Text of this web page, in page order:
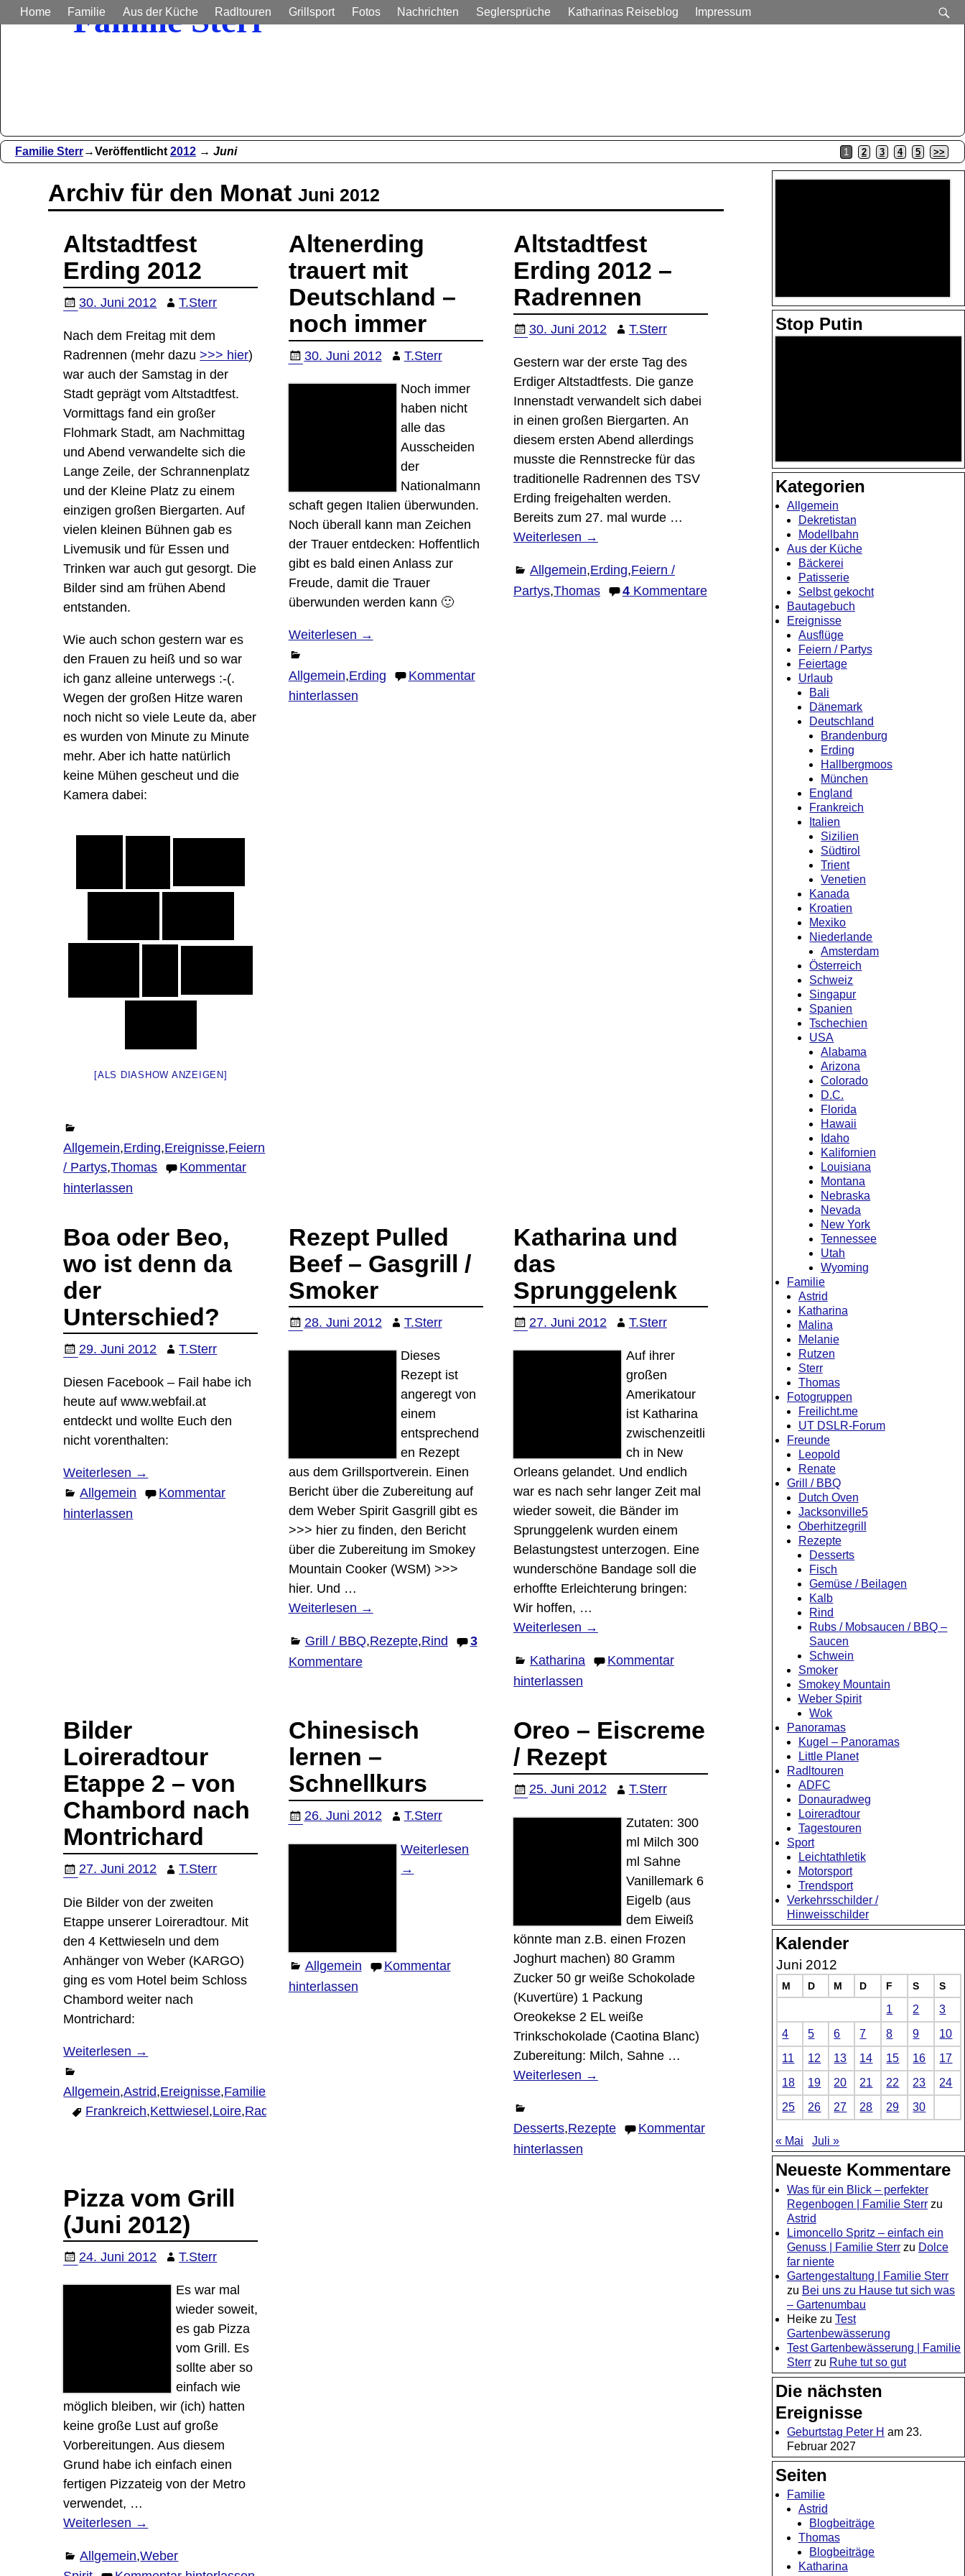
Home Familie Aus der Küche Radltouren Grillsport Fotos Nachrichten Seglersprüche Katharinas Reiseblog Impressum
Familie Sterr
Familie Sterr→Veröffentlicht 2012 → Juni 1 2 3 4 5 >>
Archiv für den MonatJuni 2012
Altstadtfest
Erding 2012
30. Juni 2012 T.Sterr
Nach dem Freitag mit dem
Radrennen (mehr dazu>>> hier)
war auch der Samstag in der
Stadt geprägt vom Altstadtfest.
Vormittags fand ein großer
Flohmark Stadt, am Nachmittag
und Abend verwandelte sich die
Lange Zeile, der Schrannenplatz
und der Kleine Platz zu einem
einzigen großen Biergarten. Auf
vielen kleinen Bühnen gab es
Livemusik und für Essen und
Trinken war auch gut gesorgt. Die
Bilder sind am frühen Abend
entstanden.
Wie auch schon gestern war es
den Frauen zu heiß und so war
ich ganz alleine unterwegs :-(.
Wegen der großen Hitze waren
noch nicht so viele Leute da, aber
es wurden von Minute zu Minute
mehr. Aber ich hatte natürlich
keine Mühen gescheut und die
Kamera dabei:
[ALS DIASHOW ANZEIGEN]
Allgemein,Erding,Ereignisse,Feiern
/ Partys,Thomas
Kommentar
hinterlassen
Altenerding
trauert mit
Deutschland –
noch immer
30. Juni 2012 T.Sterr
Noch immer
haben nicht
alle das
Ausscheiden
der
Nationalmann
schaft gegen Italien überwunden.
Noch überall kann man Zeichen
der Trauer entdecken: Hoffentlich
gibt es bald einen Anlass zur
Freude, damit die Trauer
überwunden werden kann 🙂
Weiterlesen →
Allgemein,Erding
Kommentar
hinterlassen
Altstadtfest
Erding 2012 –
Radrennen
30. Juni 2012 T.Sterr
Gestern war der erste Tag des
Erdiger Altstadtfests. Die ganze
Innenstadt verwandelt sich dabei
in einen großen Biergarten. An
diesem ersten Abend allerdings
musste die Rennstrecke für das
traditionelle Radrennen des TSV
Erding freigehalten werden.
Bereits zum 27. mal wurde …
Weiterlesen →
Allgemein,Erding,Feiern /
Partys,Thomas 4Kommentare
Boa oder Beo,
wo ist denn da
der
Unterschied?
29. Juni 2012 T.Sterr
Diesen Facebook – Fail habe ich
heute auf www.webfail.at
entdeckt und wollte Euch den
nicht vorenthalten:
Weiterlesen →
Allgemein
Kommentar
hinterlassen
Rezept Pulled
Beef – Gasgrill /
Smoker
28. Juni 2012 T.Sterr
Dieses
Rezept ist
angeregt von
einem
entsprechend
en Rezept
aus dem Grillsportverein. Einen
Bericht über die Zubereitung auf
dem Weber Spirit Gasgrill gibt es
>>> hier zu finden, den Bericht
über die Zubereitung im Smokey
Mountain Cooker (WSM) >>>
hier. Und …
Weiterlesen →
Grill / BBQ,Rezepte,Rind
3
Kommentare
Katharina und
das
Sprunggelenk
27. Juni 2012 T.Sterr
Auf ihrer
großen
Amerikatour
ist Katharina
zwischenzeitli
ch in New
Orleans gelandet. Und endlich
war es nach sehr langer Zeit mal
wieder soweit, die Bänder im
Sprunggelenk wurden einem
Belastungstest unterzogen. Eine
wunderschöne Bandage soll die
erhoffte Erleichterung bringen:
Wir hoffen, …
Weiterlesen →
Katharina
Kommentar
hinterlassen
Bilder
Loireradtour
Etappe 2 – von
Chambord nach
Montrichard
27. Juni 2012 T.Sterr
Die Bilder von der zweiten
Etappe unserer Loireradtour. Mit
den 4 Kettwieseln und dem
Anhänger von Weber (KARGO)
ging es vom Hotel beim Schloss
Chambord weiter nach
Montrichard:
Weiterlesen →
Allgemein,Astrid,Ereignisse,Familie
Frankreich,Kettwiesel ,Loire,Radtour
Chinesisch
lernen –
Schnellkurs
26. Juni 2012 T.Sterr
Weiterlesen
→
Allgemein
Kommentar
hinterlassen
Oreo – Eiscreme
/ Rezept
25. Juni 2012 T.Sterr
Zutaten: 300
ml Milch 300
ml Sahne
Vanillemark 6
Eigelb (aus
dem Eiweiß
könnte man z.B. einen Frozen
Joghurt machen) 80 Gramm
Zucker 50 gr weiße Schokolade
(Kuvertüre) 1 Packung
Oreokekse 2 EL weiße
Trinkschokolade (Caotina Blanc)
Zubereitung: Milch, Sahne …
Weiterlesen →
Desserts,Rezepte
Kommentar
hinterlassen
Pizza vom Grill
(Juni 2012)
24. Juni 2012 T.Sterr
Es war mal
wieder soweit,
es gab Pizza
vom Grill. Es
sollte aber so
einfach wie
möglich bleiben, wir (ich) hatten
keine große Lust auf große
Vorbereitungen. Aus diesem
Grund habe ich einfach einen
fertigen Pizzateig von der Metro
verwendet, …
Weiterlesen →
Allgemein,Weber
Stop Putin
Kategorien
Allgemein
Dekretistan
Modellbahn
Aus der Küche
Bäckerei
Patisserie
Selbst gekocht
Bautagebuch
Ereignisse
Ausflüge
Feiern / Partys
Feiertage
Urlaub
Bali
Dänemark
Deutschland
Brandenburg
Erding
Hallbergmoos
München
England
Frankreich
Italien
Sizilien
Südtirol
Trient
Venetien
Kanada
Kroatien
Mexiko
Niederlande
Amsterdam
Österreich
Schweiz
Singapur
Spanien
Tschechien
USA
Alabama
Arizona
Colorado
D.C.
Florida
Hawaii
Idaho
Kalifornien
Louisiana
Montana
Nebraska
Nevada
New York
Tennessee
Utah
Wyoming
Familie
Astrid
Katharina
Malina
Melanie
Rutzen
Sterr
Thomas
Fotogruppen
Freilicht.me
UT DSLR-Forum
Freunde
Leopold
Renate
Grill / BBQ
Dutch Oven
Jacksonville5
Oberhitzegrill
Rezepte
Desserts
Fisch
Gemüse / Beilagen
Kalb
Rind
Rubs / Mobsaucen / BBQ –
Saucen
Schwein
Smoker
Smokey Mountain
Weber Spirit
Wok
Panoramas
Kugel – Panoramas
Little Planet
Radltouren
ADFC
Donauradweg
Loireradtour
Tagestouren
Sport
Leichtathletik
Motorsport
Trendsport
Verkehrsschilder /
Hinweisschilder
Kalender
Juni 2012
M D M D F S S
1 2
3
4
5 6 7 8 9
10
11
12 13 14 15 16
17
18
19 20 21 22 23
24
25
26 27 28 29 30
« Mai Juli »
Neueste Kommentare
Was für ein Blick – perfekter
Regenbogen | Familie Sterrzu
Astrid
Limoncello Spritz – einfach ein
Genuss | Familie Sterrzu Dolce
far niente
Gartengestaltung | Familie Sterr
zu Bei uns zu Hause tut sich was
– Gartenumbau
Heikezu Test
Gartenbewässerung
Test Gartenbewässerung | Familie
Sterrzu Ruhe tut so gut
Die nächsten
Ereignisse
Geburtstag Peter H am 23.
Februar 2027
Seiten
Familie
Astrid
Blogbeiträge
Thomas
Blogbeiträge
Katharina